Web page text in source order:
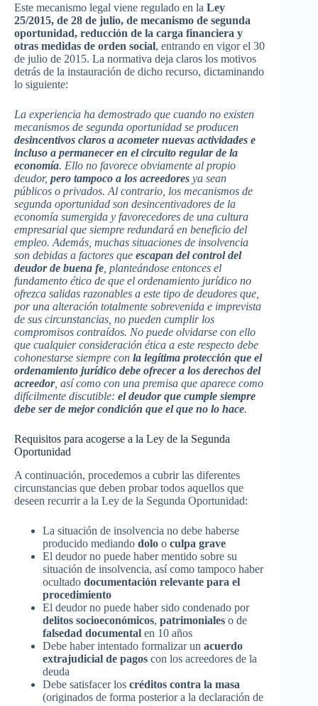
Este mecanismo legal viene regulado en la Ley
25/2015, de 28 de julio, de mecanismo de segunda
oportunidad, reducción de la carga financiera y
otras medidas de orden social, entrando en vigor el 30
de julio de 2015. La normativa deja claros los motivos
detrás de la instauración de dicho recurso, dictaminando
lo siguiente:
La experiencia ha demostrado que cuando no existen
mecanismos de segunda oportunidad se producen
desincentivos claros a acometer nuevas actividades e
incluso a permanecer en el circuito regular de la
economía. Ello no favorece obviamente al propio
deudor, pero tampoco a los acreedores ya sean
públicos o privados. Al contrario, los mecanismos de
segunda oportunidad son desincentivadores de la
economía sumergida y favorecedores de una cultura
empresarial que siempre redundará en beneficio del
empleo. Además, muchas situaciones de insolvencia
son debidas a factores que escapan del control del
deudor de buena fe , planteándose entonces el
fundamento ético de que el ordenamiento jurídico no
ofrezca salidas razonables a este tipo de deudores que,
por una alteración totalmente sobrevenida e imprevista
de sus circunstancias, no pueden cumplir los
compromisos contraídos. No puede olvidarse con ello
que cualquier consideración ética a este respecto debe
cohonestarse siempre con la legítima protección que el
ordenamiento jurídico debe ofrecer a los derechos del
acreedor, así como con una premisa que aparece como
difícilmente discutible: el deudor que cumple siempre
debe ser de mejor condición que el que no lo hace.
Requisitos para acogerse a la Ley de la Segunda
Oportunidad
A continuación, procedemos a cubrir las diferentes
circunstancias que deben probar todos aquellos que
deseen recurrir a la Ley de la Segunda Oportunidad:
La situación de insolvencia no debe haberse
producido mediando dolo o culpa grave
El deudor no puede haber mentido sobre su
situación de insolvencia, así como tampoco haber
ocultado documentación relevante para el
procedimiento
El deudor no puede haber sido condenado por
delitos socioeconómicos, patrimoniales o de
falsedad documental en 10 años
Debe haber intentado formalizar un acuerdo
extrajudicial de pagos con los acreedores de la
deuda
Debe satisfacer los créditos contra la masa
(originados de forma posterior a la declaración de